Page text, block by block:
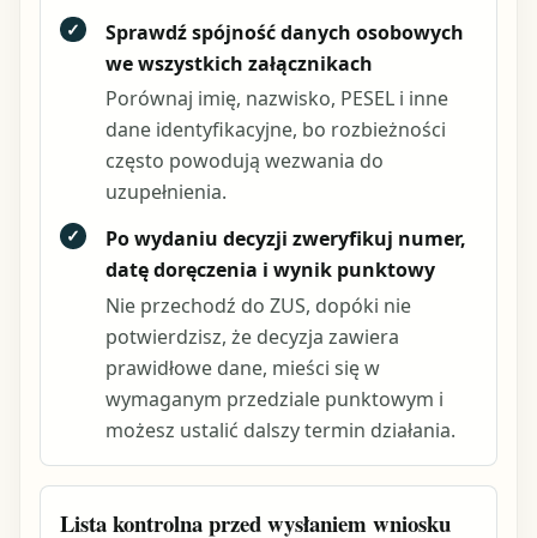
✓
Sprawdź spójność danych osobowych
we wszystkich załącznikach
Porównaj imię, nazwisko, PESEL i inne
dane identyfikacyjne, bo rozbieżności
często powodują wezwania do
uzupełnienia.
✓
Po wydaniu decyzji zweryfikuj numer,
datę doręczenia i wynik punktowy
Nie przechodź do ZUS, dopóki nie
potwierdzisz, że decyzja zawiera
prawidłowe dane, mieści się w
wymaganym przedziale punktowym i
możesz ustalić dalszy termin działania.
Lista kontrolna przed wysłaniem wniosku